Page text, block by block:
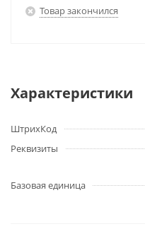
Товар закончился
Характеристики
ШтрихКод
Реквизиты
Базовая единица